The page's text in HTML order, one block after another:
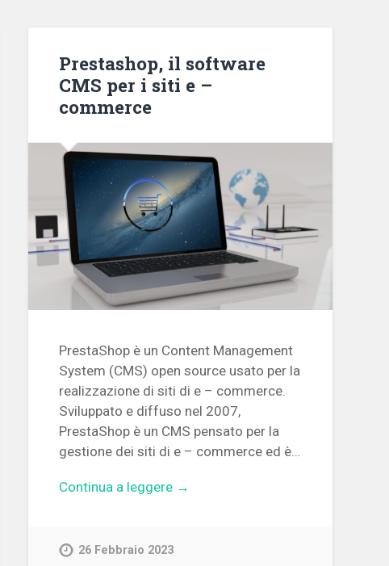
Prestashop, il software
CMS per i siti e –
commerce
PrestaShop è un Content Management
System (CMS) open source usato per la
realizzazione di siti di e – commerce.
Sviluppato e diffuso nel 2007,
PrestaShop è un CMS pensato per la
gestione dei siti di e – commerce ed è…
Continua a leggere →
26 Febbraio 2023